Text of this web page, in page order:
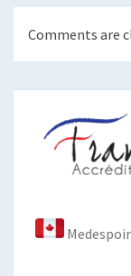
Comments are